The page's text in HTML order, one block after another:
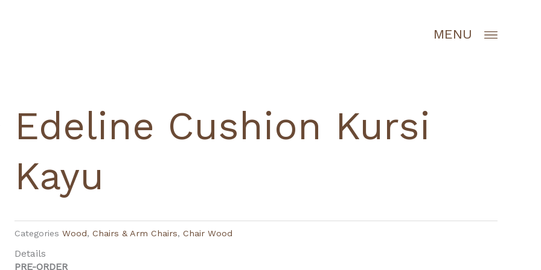
MENU
Edeline Cushion Kursi
Kayu
Categories Wood, Chairs & Arm Chairs, Chair Wood
Details
PRE-ORDER